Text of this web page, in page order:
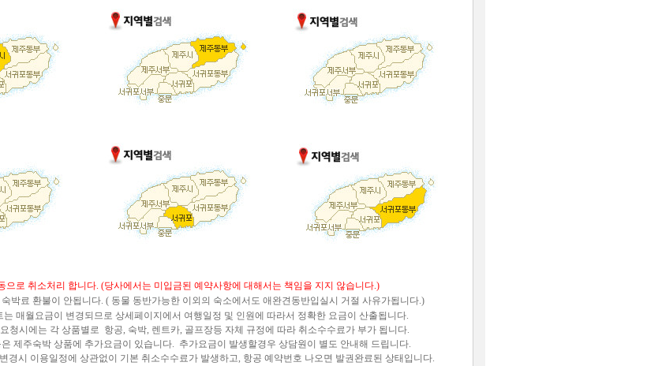
로 취소처리 합니다. (당사에서는 미입금된 예약사항에 대해서는 책임을 지지 않습니다.)
박료 환불이 안됩니다. ( 동물 동반가능한 이외의 숙소에서도 애완견동반입실시 거절 사유가됩니다.)
매월요금이 변경되므로 상세페이지에서 여행일정 및 인원에 따라서 정확한 요금이 산출됩니다.
청시에는 각 상품별로 항공, 숙박, 렌트카, 골프장등 자체 규정에 따라 취소수수료가 부가 됩니다.
제주숙박 상품에 추가요금이 있습니다. 추가요금이 발생할경우 상담원이 별도 안내해 드립니다.
시 이용일정에 상관없이 기본 취소수수료가 발생하고, 항공 예약번호 나오면 발권완료된 상태입니다.